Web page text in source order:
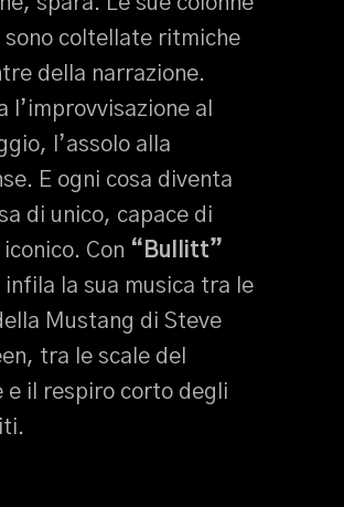
sono coltellate ritmiche
della narrazione.
l’improvvisazione al
l’assolo alla
E ogni cosa diventa
di unico, capace di
Con “Bullitt”
infila la sua musica tra le
Mustang di Steve
tra le scale del
e il respiro corto degli